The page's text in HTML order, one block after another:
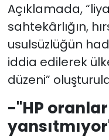
Açıklamada,
sahtekârlığın,
usulsüzlüğün
iddia edilerek
düzeni”
-"HP